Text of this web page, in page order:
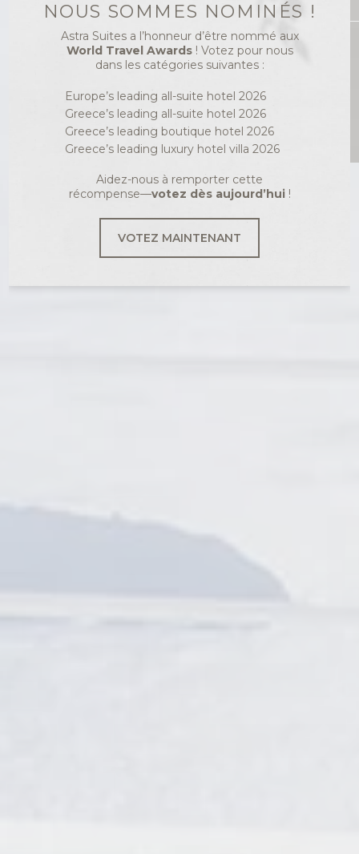
NOUS SOMMES NOMINÉS !
Astra Suites a l’honneur d’être nommé aux
World Travel Awards! Votez pour nous
dans les catégories suivantes :
Europe’s leading all-suite hotel 2026
Greece’s leading all-suite hotel 2026
Greece’s leading boutique hotel 2026
Greece’s leading luxury hotel villa 2026
Aidez-nous à remporter cette
récompense—votez dès aujourd’hui!
VOTEZ MAINTENANT